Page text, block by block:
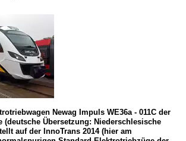
Newag Impuls WE36a - 011C der
(deutsche Übersetzung: Niederschlesische
auf der InnoTrans 2014 (hier am